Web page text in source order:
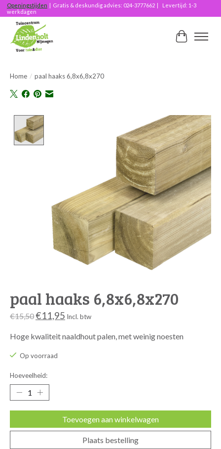
Openingstijden | Gratis & deskundig advies: 024-3777662 | Levertijd: 1-3
werkdagen
Home / paal haaks 6,8x6,8x270
Product image slideshow Items
paal haaks 6,8x6,8x270
€15,50€11,95 Incl. btw
Hoge kwaliteit naaldhout palen, met weinig noesten
Op voorraad
Hoeveelheid:
Toevoegen aan winkelwagen
Plaats bestelling